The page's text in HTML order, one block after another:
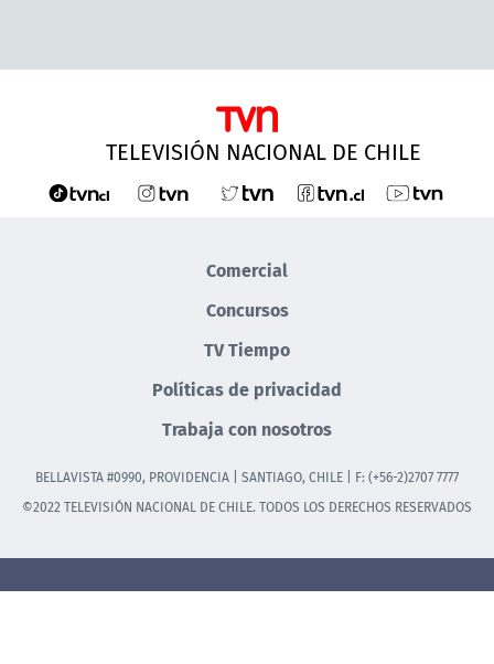
TELEVISIÓN NACIONAL DE CHILE
Comercial
Concursos
TV Tiempo
Políticas de privacidad
Trabaja con nosotros
BELLAVISTA #0990, PROVIDENCIA | SANTIAGO, CHILE | F: (+56-2)2707 7777
©2022 TELEVISIÓN NACIONAL DE CHILE. TODOS LOS DERECHOS RESERVADOS